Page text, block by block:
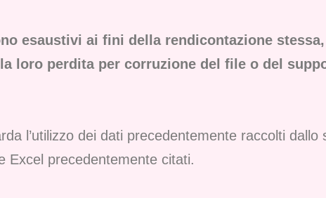
esaustivi ai fini della rendicontazione
loro perdita per corruzione del file o del
l’utilizzo dei dati precedentemente raccolti dallo
Excel precedentemente citati.